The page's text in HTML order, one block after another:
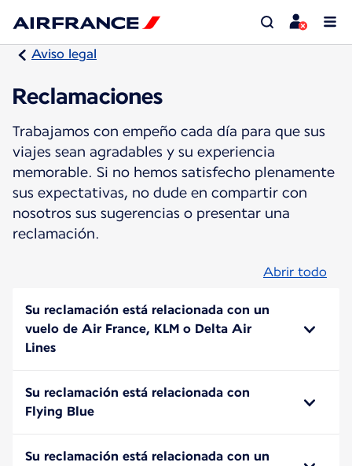
Aviso legal
Reclamaciones
Trabajamos con empeño cada día para que sus
viajes sean agradables y su experiencia
memorable. Si no hemos satisfecho plenamente
sus expectativas, no dude en compartir con
nosotros sus sugerencias o presentar una
reclamación.
Abrir todo
Su reclamación está relacionada con un
vuelo de Air France, KLM o Delta Air
Lines
Su reclamación está relacionada con
Flying Blue
Su reclamación está relacionada con un